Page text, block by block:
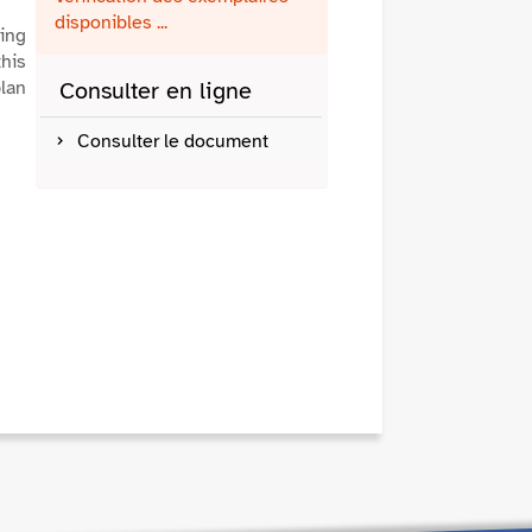
disponibles ...
Consulter en ligne
Consulter le document